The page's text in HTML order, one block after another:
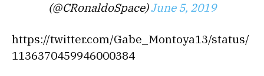
(@CRonaldoSpace)June 5, 2019
https://twitter.com/Gabe_Montoya13/status/
1136370459946000384